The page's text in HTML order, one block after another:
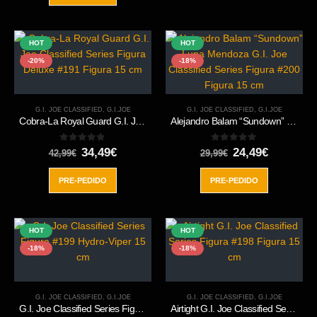
64,99€.57,49€.
HOT
-20%
G.I. JOE CLASSIFIED , G.I.JOE
Cobra-La Royal Guard G.I. Joe Classified Series Figura Deluxe #191 Figura 15 cm
0out of 5
42,99€ El
original
era:
42,99€.
34,49€El
34,49€.
PRE-PEDIDO
HOT
-18%
G.I. JOE CLASSIFIED , G.I.JOE
Alejandro Balam “Sundown” Luna Mendoza G.I. Joe Classified Series Figura #200 Figura 15 cm
0out of 5
29,99€ El
original
era:
29,99€.
24,49€El
24,49€.
PRE-PEDIDO
HOT
-18%
G.I. JOE CLASSIFIED G.I.JOE
G.I. Joe Classified Series Figura #199 Hydro-Viper 15 cm
HOT
-18%
G.I. JOE CLASSIFIED G.I.JOE
Airtight G.I. Joe Classified Series Figura #198 Figura 15 cm